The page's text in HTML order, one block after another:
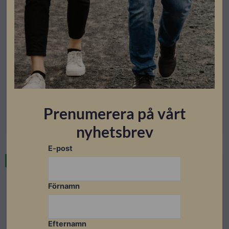
DC Skydd
Mersen Kapsling DC-översspänningskydd, 2 MPPT (2
strängar/MPPT)
Lev. artikelnummer: 83070108
Läs mer
Prenumerera på vårt
nyhetsbrev
E-post
Förnamn
Efternamn